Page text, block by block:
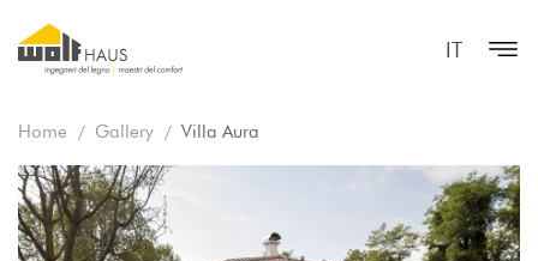
IT
Home Gallery Villa Aura